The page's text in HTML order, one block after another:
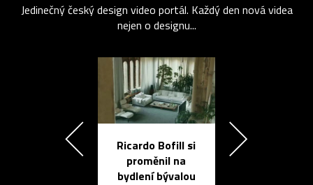
Jedinečný český design video portál. Každý den nová videa
nejen o designu...
Ricardo Bofill si
proměnil na
bydlení bývalou